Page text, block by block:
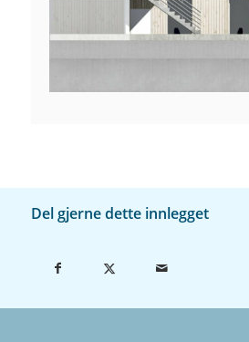
Del gjerne dette innlegget